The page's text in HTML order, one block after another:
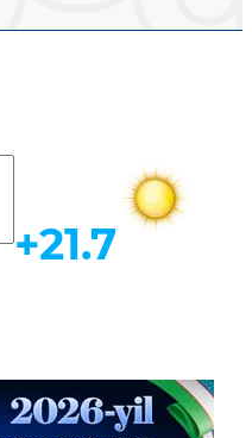
Ob-havo
+21.7